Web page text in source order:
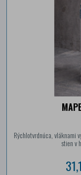
Rýchlotvrdnúca, vláknami
stien v